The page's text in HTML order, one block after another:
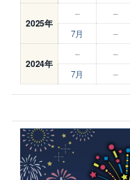
2025年
– –
7月
–
2024年
– –
7月
–